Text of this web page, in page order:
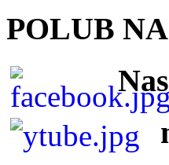
POLUB